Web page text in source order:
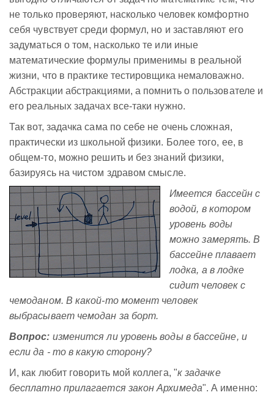
не только проверяют, насколько человек комфортно
себя чувствует среди формул, но и заставляют его
задуматься о том, насколько те или иные
математические формулы применимы в реальной
жизни, что в практике тестировщика немаловажно.
Абстракции абстракциями, а помнить о пользователе и
его реальных задачах все-таки нужно.
Так вот, задачка сама по себе не очень сложная,
практически из школьной физики. Более того, ее, в
общем-то, можно решить и без знаний физики,
базируясь на чистом здравом смысле.
Имеется бассейн с
водой, в котором
уровень воды
можно замерять. В
бассейне плавает
лодка, а в лодке
сидит человек с
чемоданом. В какой-то момент человек
выбрасывает чемодан за борт.
Вопрос: изменится ли уровень воды в бассейне, и
если да - то в какую сторону?
И, как любит говорить мой коллега, "к задачке
бесплатно прилагается закон Архимеда". А именно: